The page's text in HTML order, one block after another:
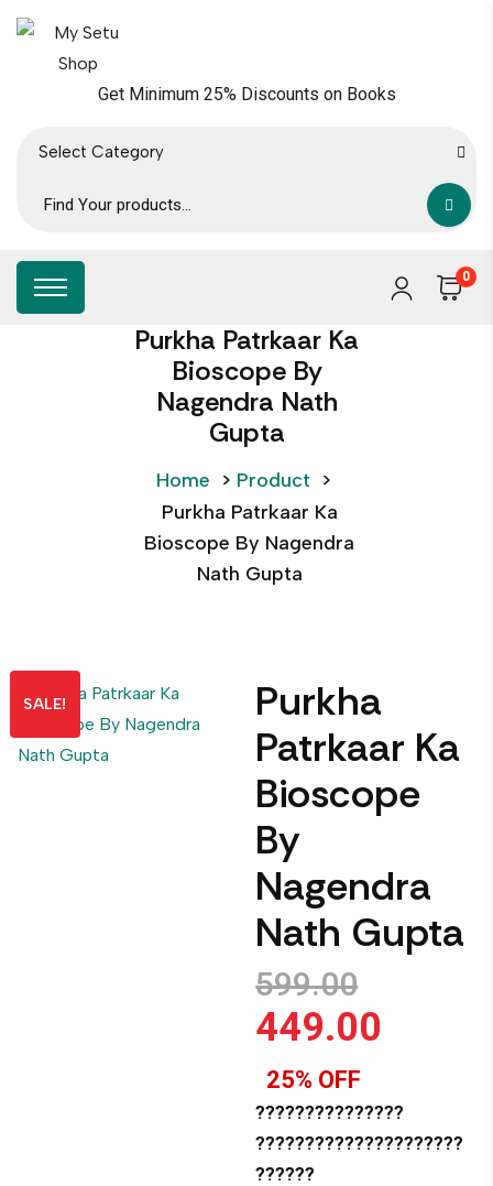
Get Minimum 25% Discounts on Books
Select Category
0
Purkha Patrkaar Ka
Bioscope By
Nagendra Nath
Gupta
Home > Product >
Purkha Patrkaar Ka
Bioscope By Nagendra
Nath Gupta
SALE!
Purkha
Patrkaar Ka
Bioscope
By
Nagendra
Nath Gupta
599.00
449.00
25% OFF
???????????????
?????????????????????
??????